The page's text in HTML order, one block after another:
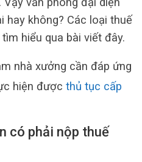
hay không? Các loại thuế
hiểu qua bài viết đây.
nhà xưởng cần đáp ứng
hiện được thủ tục cấp
có phải nộp thuế